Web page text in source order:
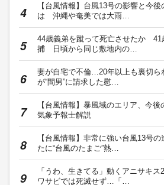
【台風情報】台風13号の影響と今後
は 沖縄や奄美では大雨…
44歳義弟を蹴って死亡させたか 41
捕 日頃から同じ敷地内の…
妻が自宅で不倫…20年以上も裏切ら
が“間男”に請求した慰…
【台風情報】暴風域のエリア、今後
気象予報士解説
【台風情報】非常に強い台風13号
たに“台風のたまご”熱…
「うわ、生きてる」動くアニサキ
ワサビでは死滅せず…「…